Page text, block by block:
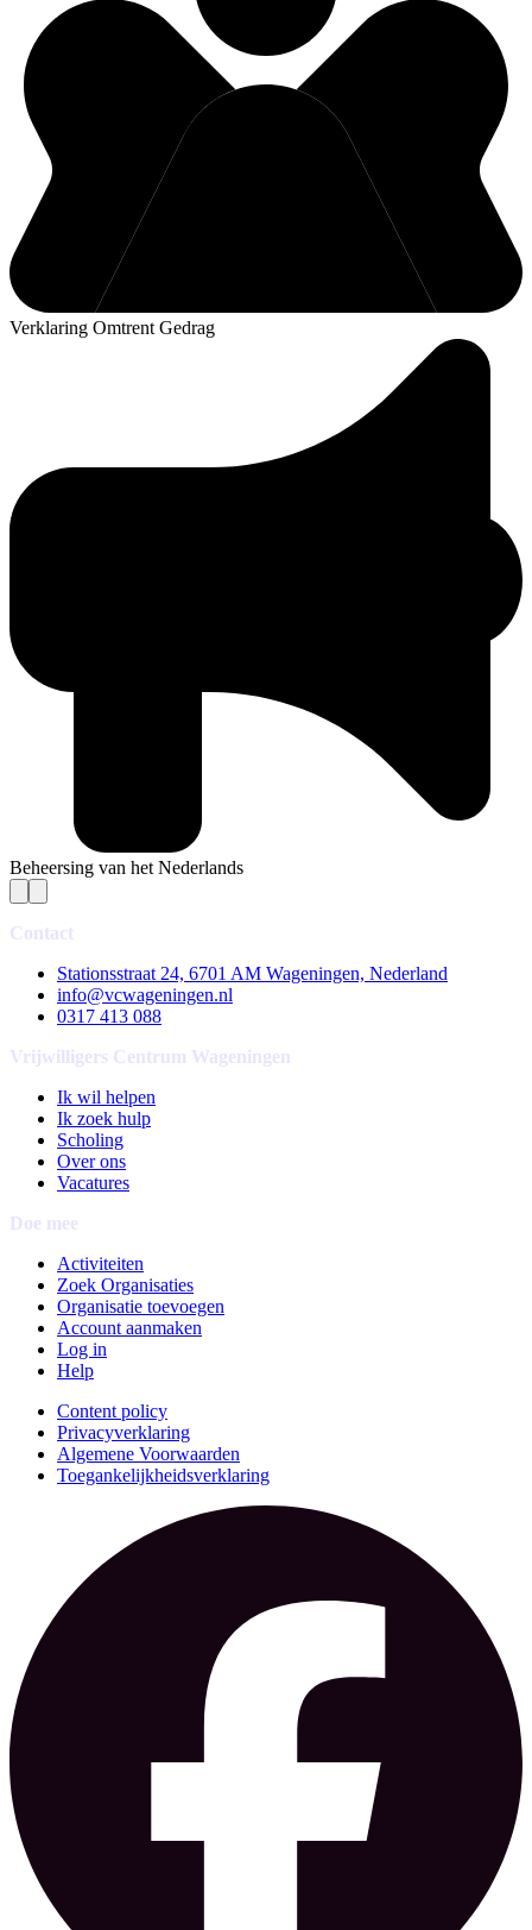
Verklaring Omtrent Gedrag
Beheersing van het Nederlands
Contact
Stationsstraat 24, 6701 AM Wageningen, Nederland
info@vcwageningen.nl
0317 413 088
Vrijwilligers Centrum Wageningen
Ik wil helpen
Ik zoek hulp
Scholing
Over ons
Vacatures
Doe mee
Activiteiten
Zoek Organisaties
Organisatie toevoegen
Account aanmaken
Log in
Help
Content policy
Privacyverklaring
Algemene Voorwaarden
Toegankelijkheidsverklaring